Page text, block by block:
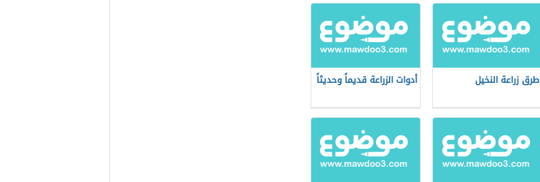
طرق زراعة النخيل أدوات الزراعة قديماً وحديثاً